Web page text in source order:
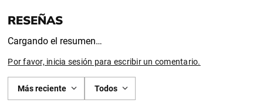
Cargando el resumen…
Por favor, inicia sesión para escribir un comentario.
Más reciente Todos